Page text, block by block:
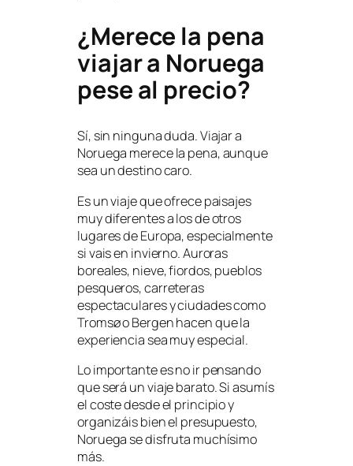
¿Merece la pena
viajar a Noruega
pese al precio?
Sí, sin ninguna duda. Viajar a
Noruega merece la pena, aunque
sea un destino caro.
Es un viaje que ofrece paisajes
muy diferentes a los de otros
lugares de Europa, especialmente
si vais en invierno. Auroras
boreales, nieve, fiordos, pueblos
pesqueros, carreteras
espectaculares y ciudades como
Tromsø o Bergen hacen que la
experiencia sea muy especial.
Lo importante es no ir pensando
que será un viaje barato. Si asumís
el coste desde el principio y
organizáis bien el presupuesto,
Noruega se disfruta muchísimo
más.